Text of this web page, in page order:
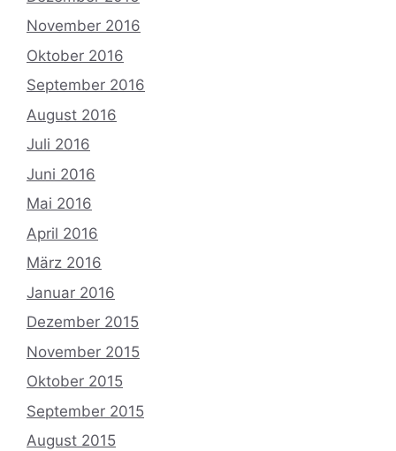
November 2016
Oktober 2016
September 2016
August 2016
Juli 2016
Juni 2016
Mai 2016
April 2016
März 2016
Januar 2016
Dezember 2015
November 2015
Oktober 2015
September 2015
August 2015